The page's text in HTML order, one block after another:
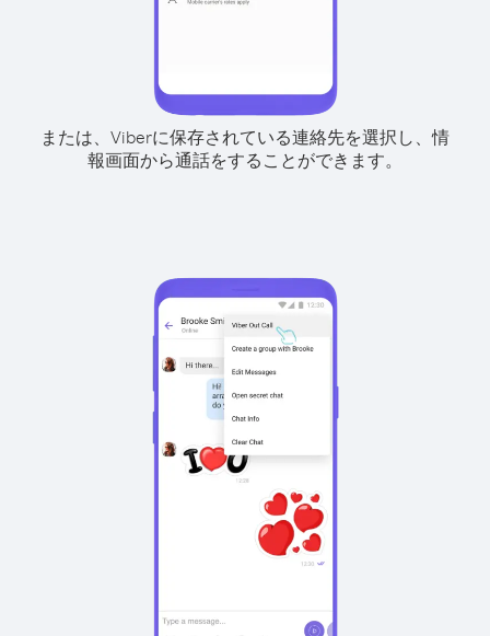
または、Viberに保存されている連絡先を選択し、情
報画面から通話をすることができます。